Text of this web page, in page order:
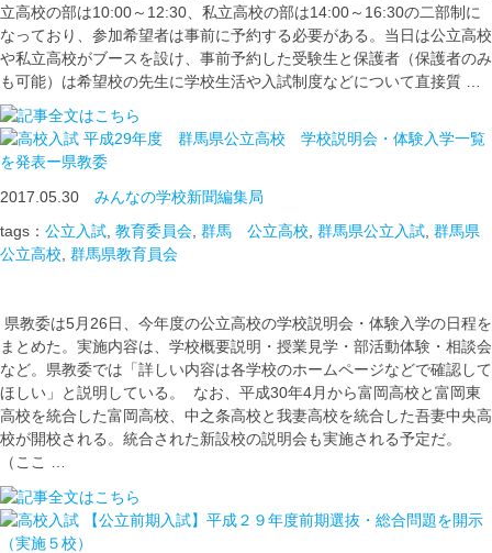
立高校の部は10:00～12:30、私立高校の部は14:00～16:30の二部制に
なっており、参加希望者は事前に予約する必要がある。当日は公立高校
や私立高校がブースを設け、事前予約した受験生と保護者（保護者のみ
も可能）は希望校の先生に学校生活や入試制度などについて直接質 …
平成29年度 群馬県公立高校 学校説明会・体験入学一覧
を発表ー県教委
2017.05.30 みんなの学校新聞編集局
tags： 公立入試 教育委員会 群馬 公立高校 群馬県公立入試 群馬県
公立高校 群馬県教育員会
県教委は5月26日、今年度の公立高校の学校説明会・体験入学の日程を
まとめた。実施内容は、学校概要説明・授業見学・部活動体験・相談会
など。県教委では「詳しい内容は各学校のホームページなどで確認して
ほしい」と説明している。 なお、平成30年4月から富岡高校と富岡東
高校を統合した富岡高校、中之条高校と我妻高校を統合した吾妻中央高
校が開校される。統合された新設校の説明会も実施される予定だ。
（ここ …
【公立前期入試】平成２９年度前期選抜・総合問題を開示
（実施５校）